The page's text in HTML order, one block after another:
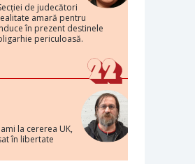
de judecători
amară pentru
în prezent destinele
periculoasă.
la cererea UK,
în libertate